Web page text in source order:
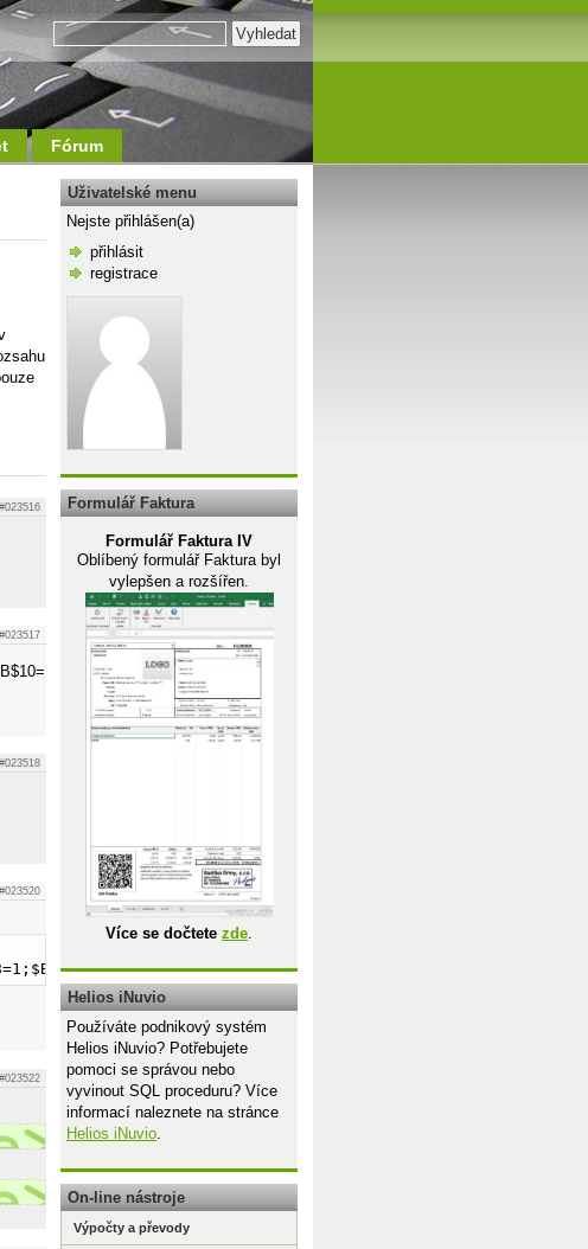
Fórum
#023516
#023517
#023518
#023520
#023522
Uživatelské menu
Nejste přihlášen(a)
přihlásit
registrace
Formulář Faktura
Formulář Faktura IV
Oblíbený formulář Faktura byl
vylepšen a rozšířen.
Více se dočtete zde.
Helios iNuvio
Používáte podnikový systém
Helios iNuvio? Potřebujete
pomoci se správou nebo
vyvinout SQL proceduru? Více
informací naleznete na stránce
Helios iNuvio.
On-line nástroje
Výpočty a převody